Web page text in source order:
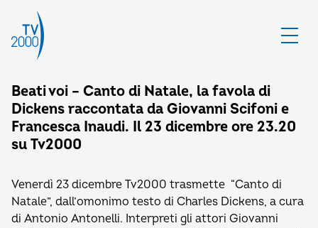
Beati voi – Canto di Natale, la favola di
Dickens raccontata da Giovanni Scifoni e
Francesca Inaudi. Il 23 dicembre ore 23.20
su Tv2000
Venerdì 23 dicembre Tv2000 trasmette “Canto di
Natale”, dall’omonimo testo di Charles Dickens, a cura
di Antonio Antonelli. Interpreti gli attori Giovanni